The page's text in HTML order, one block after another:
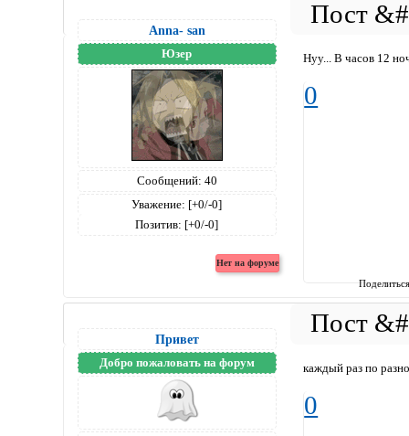
Anna- san
Юзер
Сообщений: 40
Уважение: [+0/-0]
Позитив: [+0/-0]
Нуу... В часов 12
0
Привет
Добро пожаловать на форум каждый раз по
0